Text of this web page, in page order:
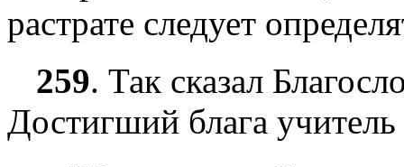
растрате следует
259. Так сказал
Достигший блага